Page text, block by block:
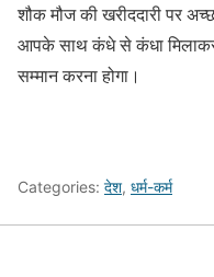
शौक मौज की खरीददारी पर
आपके साथ कंधे से कंधा
सम्मान करना होगा।
Categories: देश, धर्म-कर्म